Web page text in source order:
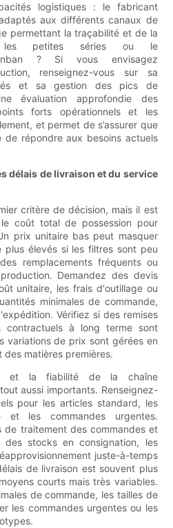
logistiques : le fabricant
aux différents canaux de
permettant la traçabilité et de la
petites séries ou le
? Si vous envisagez
renseignez-vous sur sa
et sa gestion des pics de
évaluation approfondie des
forts opérationnels et les
et permet de s’assurer que
répondre aux besoins actuels
délais de livraison et du service
critère de décision, mais il est
coût total de possession pour
prix unitaire bas peut masquer
élevés si les filtres sont peu
remplacements fréquents ou
Demandez des devis
unitaire, les frais d'outillage ou
minimales de commande,
Vérifiez si des remises
à long terme sont
variations de prix sont gérées en
matières premières.
et la fiabilité de la chaîne
aussi importants. Renseignez-
pour les articles standard, les
et les commandes urgentes.
de traitement des commandes et
stocks en consignation, les
juste-à-temps
de livraison est souvent plus
courts mais très variables.
de commande, les tailles de
les commandes urgentes ou les